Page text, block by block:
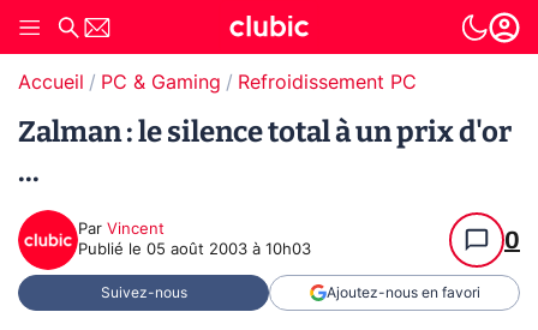
Accueil PC & Gaming Refroidissement PC
Zalman : le silence total à un prix d'or
...
Par Vincent
Publié le 05 août 2003 à 10h03 0
Suivez-nous Ajoutez-nous en favori